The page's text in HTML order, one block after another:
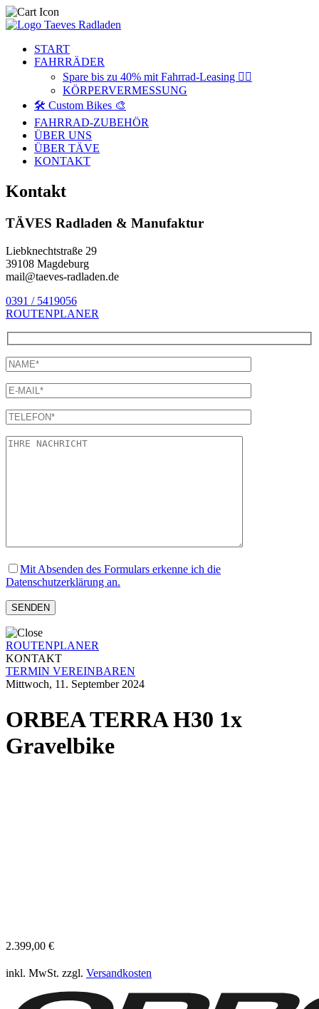
START
FAHRRÄDER
Spare bis zu 40% mit Fahrrad-Leasing 🚴‍♂️
KÖRPERVERMESSUNG
🛠️ Custom Bikes 🎨
FAHRRAD-ZUBEHÖR
ÜBER UNS
ÜBER TÄVE
KONTAKT
Kontakt
TÄVES Radladen & Manufaktur
Liebknechtstraße 29
39108 Magdeburg
mail@taeves-radladen.de
0391 / 5419056
ROUTENPLANER
Mit Absenden des Formulars erkenne ich die
Datenschutzerklärung an.
ROUTENPLANER
KONTAKT
TERMIN VEREINBAREN
Mittwoch, 11. September 2024
ORBEA TERRA H30 1x
Gravelbike
2.399,00 €
inkl. MwSt. zzgl. Versandkosten